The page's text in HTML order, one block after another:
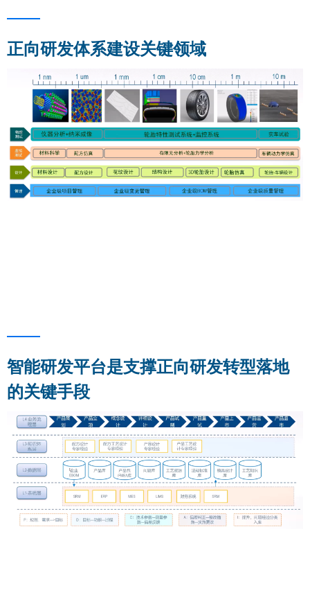
正向研发体系建设关键领域
智能研发平台是支撑正向研发转型落地
的关键手段